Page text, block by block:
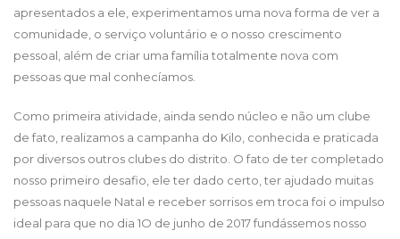
apresentados a ele, experimentamos uma nova forma de ver a
comunidade, o serviço voluntário e o nosso crescimento
pessoal, além de criar uma família totalmente nova com
pessoas que mal conhecíamos.
Como primeira atividade, ainda sendo núcleo e não um clube
de fato, realizamos a campanha do Kilo, conhecida e praticada
por diversos outros clubes do distrito. O fato de ter completado
nosso primeiro desafio, ele ter dado certo, ter ajudado muitas
pessoas naquele Natal e receber sorrisos em troca foi o impulso
ideal para que no dia 1O de junho de 2017 fundássemos nosso